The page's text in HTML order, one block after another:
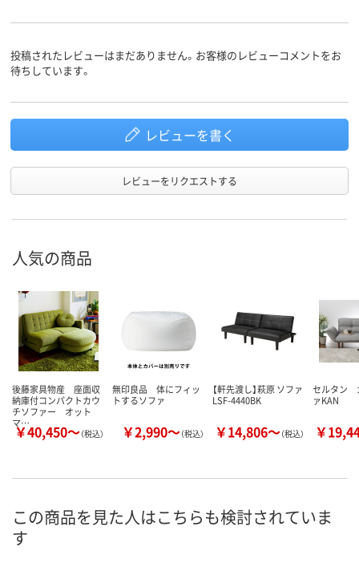
投稿されたレビューはまだありません。お客様のレビューコメントをお
待ちしています。
レビューを書く
レビューをリクエストする
人気の商品
後藤家具物産 座面収
納庫付コンパクトカウ
チソファー オット
マ…
￥40,450～（税込）
無印良品 体にフィッ
トするソファ
￥2,990～（税込）
【軒先渡し】萩原 ソファ
LSF-4440BK
￥14,806～（税込）
セルタン
ァKAN
￥
この商品を見た人はこちらも検討されていま
す